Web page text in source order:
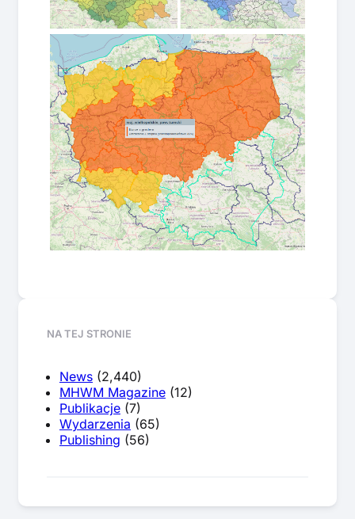
NA TEJ STRONIE
News (2,440)
MHWM Magazine (12)
Publikacje (7)
Wydarzenia (65)
Publishing (56)